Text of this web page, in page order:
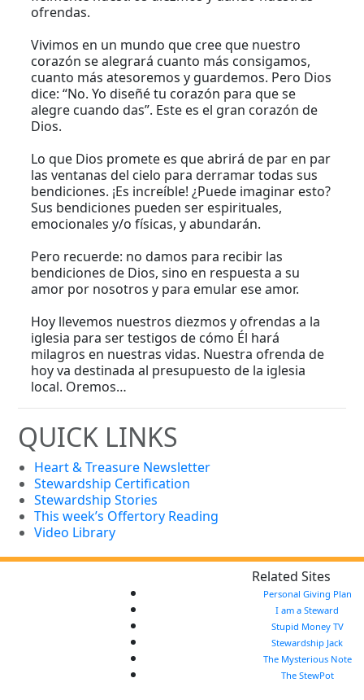
ofrendas.
Vivimos en un mundo que cree que nuestro
corazón se alegrará cuanto más consigamos,
cuanto más atesoremos y guardemos. Pero Dios
dice: “No. Yo diseñé tu corazón para que se
alegre cuando das”. Este es el gran corazón de
Dios.
Lo que Dios promete es que abrirá de par en par
las ventanas del cielo para derramar todas sus
bendiciones. ¡Es increíble! ¿Puede imaginar esto?
Sus bendiciones pueden ser espirituales,
emocionales y/o físicas, y abundarán.
Pero recuerde: no damos para recibir las
bendiciones de Dios, sino en respuesta a su
amor por nosotros y para emular ese amor.
Hoy llevemos nuestros diezmos y ofrendas a la
iglesia para ser testigos de cómo Él hará
milagros en nuestras vidas. Nuestra ofrenda de
hoy va destinada al presupuesto de la iglesia
local. Oremos…
QUICK LINKS
Heart & Treasure Newsletter
Stewardship Certification
Stewardship Stories
This week’s Offertory Reading
Video Library
Related Sites
Personal Giving Plan
I am a Steward
Stupid Money TV
Stewardship Jack
The Mysterious Note
The StewPot